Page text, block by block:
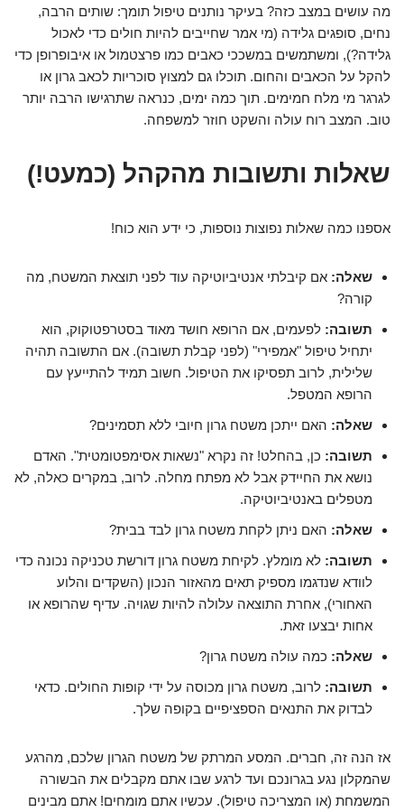
מה עושים במצב כזה? בעיקר נותנים טיפול תומך: שותים הרבה,
נחים, סופגים גלידה (מי אמר שחייבים להיות חולים כדי לאכול
גלידה?), ומשתמשים במשככי כאבים כמו פרצטמול או איבופרופן כדי
להקל על הכאבים והחום. תוכלו גם למצוץ סוכריות לכאב גרון או
לגרגר מי מלח חמימים. תוך כמה ימים, כנראה שתרגישו הרבה יותר
טוב. המצב רוח עולה והשקט חוזר למשפחה.
שאלות ותשובות מהקהל (כמעט!)
אספנו כמה שאלות נפוצות נוספות, כי ידע הוא כוח!
שאלה: אם קיבלתי אנטיביוטיקה עוד לפני תוצאת המשטח, מה
קורה?
תשובה: לפעמים, אם הרופא חושד מאוד בסטרפטוקוק, הוא
יתחיל טיפול "אמפירי" (לפני קבלת תשובה). אם התשובה תהיה
שלילית, לרוב תפסיקו את הטיפול. חשוב תמיד להתייעץ עם
הרופא המטפל.
שאלה: האם ייתכן משטח גרון חיובי ללא תסמינים?
תשובה: כן, בהחלט! זה נקרא "נשאות אסימפטומטית". האדם
נושא את החיידק אבל לא מפתח מחלה. לרוב, במקרים כאלה, לא
מטפלים באנטיביוטיקה.
שאלה: האם ניתן לקחת משטח גרון לבד בבית?
תשובה: לא מומלץ. לקיחת משטח גרון דורשת טכניקה נכונה כדי
לוודא שנדגמו מספיק תאים מהאזור הנכון (השקדים והלוע
האחורי), אחרת התוצאה עלולה להיות שגויה. עדיף שהרופא או
אחות יבצעו זאת.
שאלה: כמה עולה משטח גרון?
תשובה: לרוב, משטח גרון מכוסה על ידי קופות החולים. כדאי
לבדוק את התנאים הספציפיים בקופה שלך.
אז הנה זה, חברים. המסע המרתק של משטח הגרון שלכם, מהרגע
שהמקלון נגע בגרונכם ועד לרגע שבו אתם מקבלים את הבשורה
המשמחת (או המצריכה טיפול). עכשיו אתם מומחים! אתם מבינים